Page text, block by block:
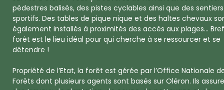
pédestres balisés, des pistes cyclables ainsi que des sentiers
sportifs. Des tables de pique nique et des haltes chevaux
également installés à proximités des accès aux plages...
forêt est le lieu idéal pour qui cherche à se ressourcer et se
détendre !
Propriété de l’Etat, la forêt est gérée par l’Office Nationale
Forêts dont plusieurs agents sont basés sur Oléron. Ils